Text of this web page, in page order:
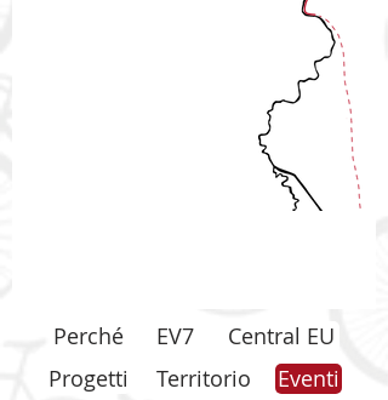
Perché EV7
Central EU
Progetti
Territorio
Eventi